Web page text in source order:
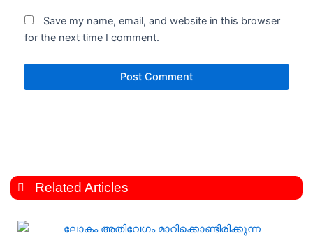
Save my name, email, and website in this browser
for the next time I comment.
Related Articles